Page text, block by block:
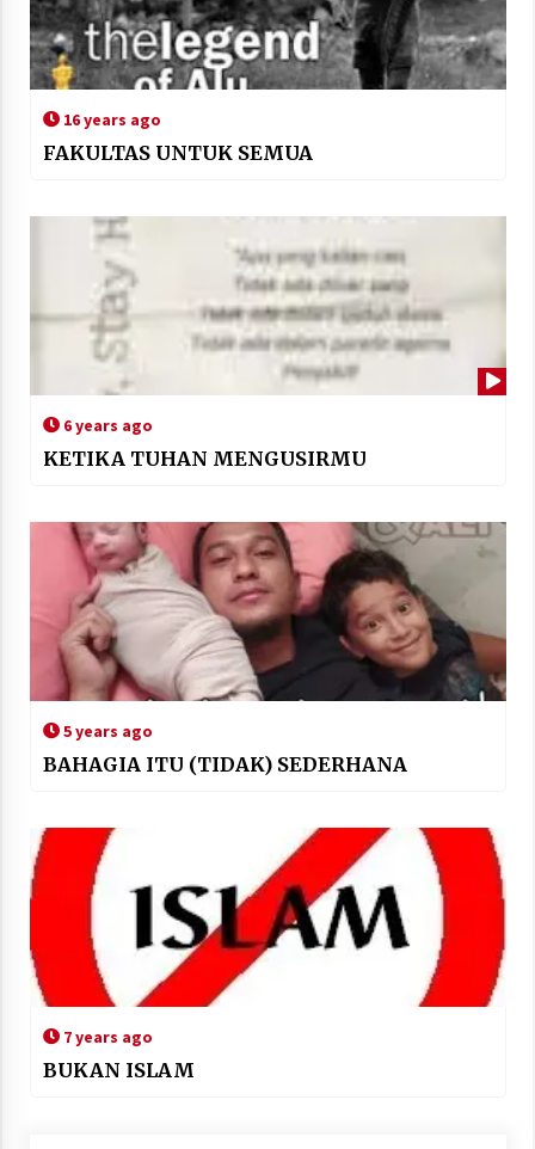
16 years ago
FAKULTAS UNTUK SEMUA
6 years ago
KETIKA TUHAN MENGUSIRMU
5 years ago
BAHAGIA ITU (TIDAK) SEDERHANA
7 years ago
BUKAN ISLAM